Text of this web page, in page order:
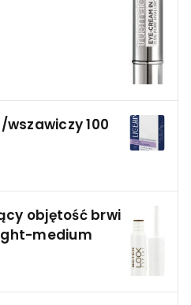
100
objętość brwi
medium